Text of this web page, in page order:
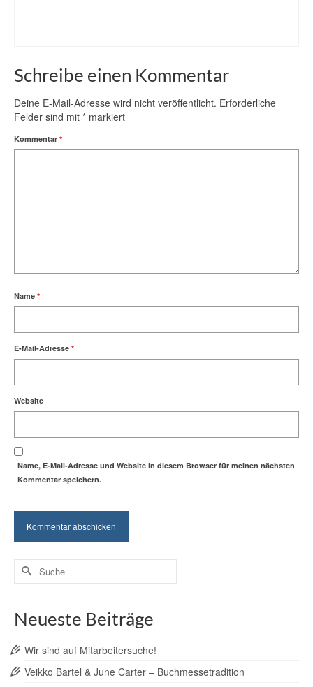
Schreibe einen Kommentar
Deine E-Mail-Adresse wird nicht veröffentlicht. Erforderliche
Felder sind mit * markiert
Kommentar *
Name *
E-Mail-Adresse *
Website
Name, E-Mail-Adresse und Website in diesem Browser für meinen nächsten
Kommentar speichern.
Suche
nach:
Neueste Beiträge
Wir sind auf Mitarbeitersuche!
Veikko Bartel & June Carter – Buchmessetradition